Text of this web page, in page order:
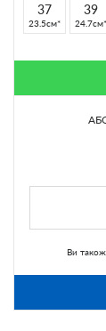
37
23.5см
39
24.7см
Ви